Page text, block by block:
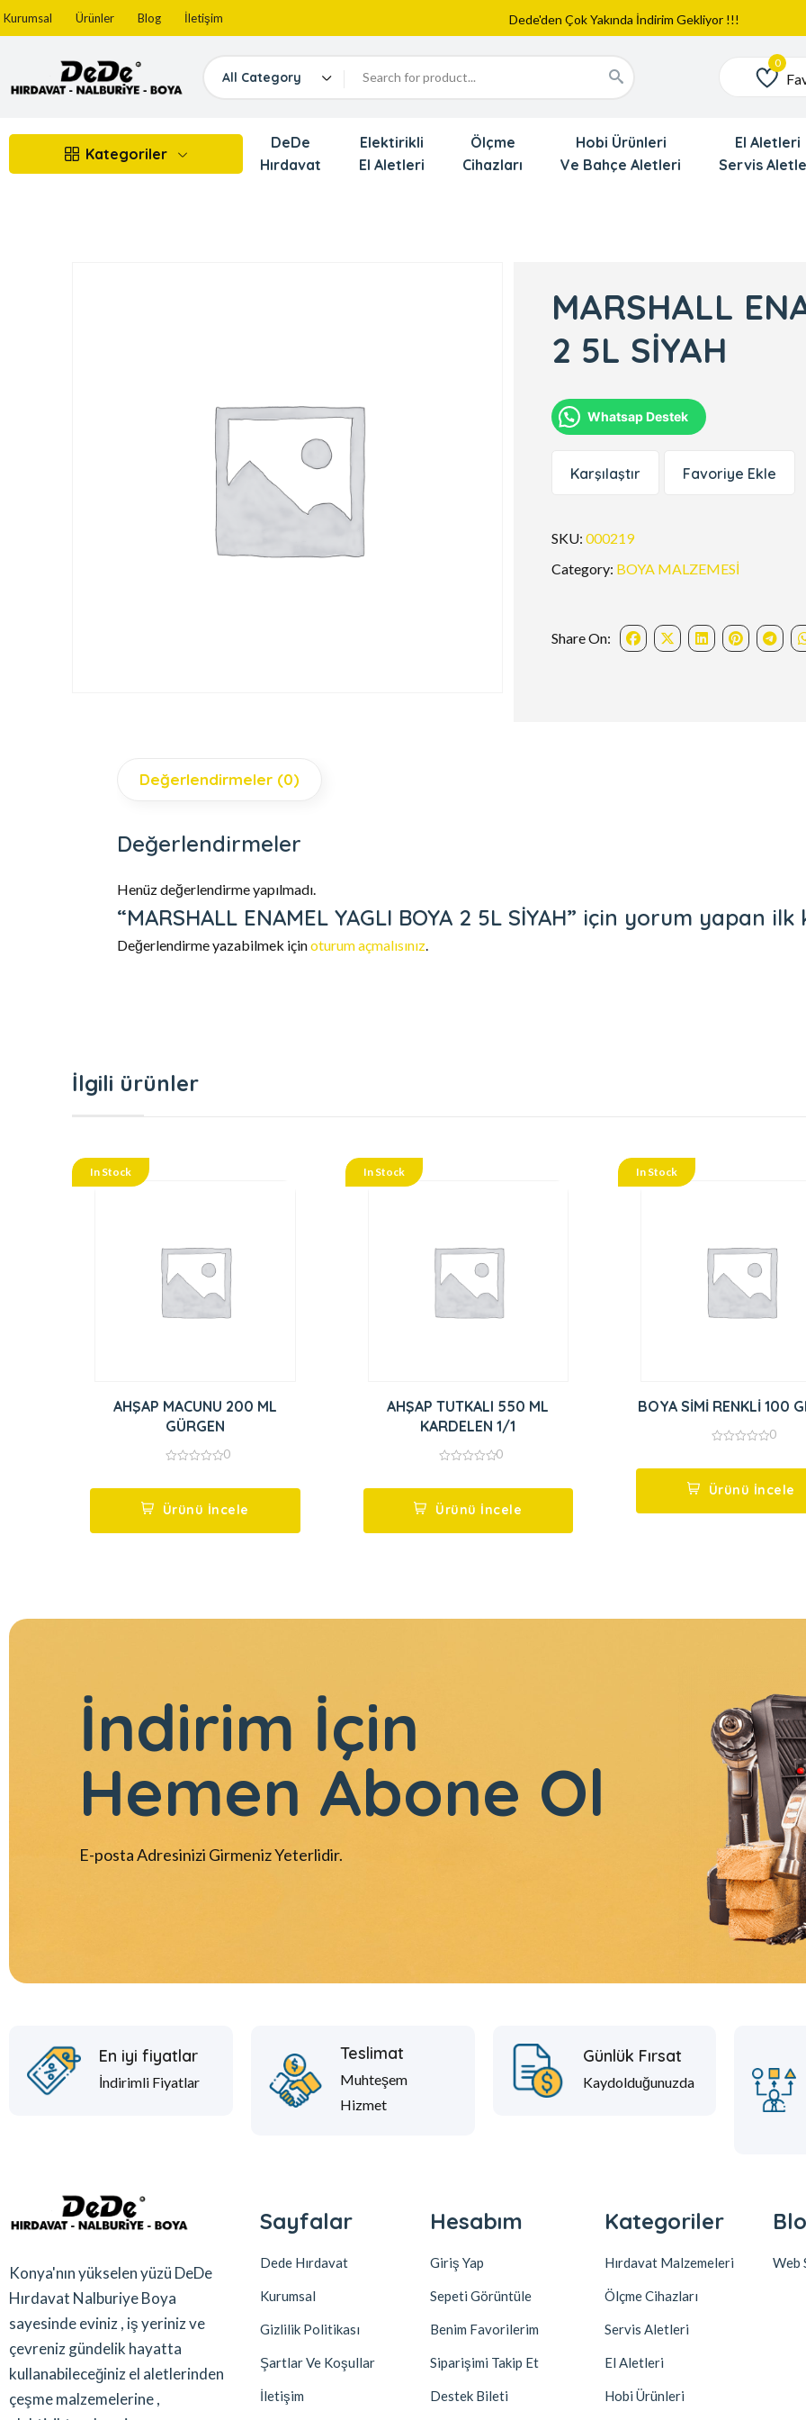
Kurumsal Ürünler Blog İletişim
Web Sitemiz Yayında
Yeni Eklenen Ürünlerimizi İnceledinizmi ?
All Category Favoriler
Kategoriler
DeDe
Hırdavat
Elektirikli
El Aletleri
Ölçme
Cihazları
Hobi Ürünleri
Ve Bahçe Aletleri
El Aletleri
Servis
MARSHALL
2 5L SİYAH
Whatsap Destek
Karşılaştır Favoriye Ekle
SKU:000219
Category: BOYA MALZEMESİ
Share On:
Değerlendirmeler (0)
Değerlendirmeler
Henüz değerlendirme yapılmadı.
“MARSHALL ENAMEL YAGLI BOYA 2 5L SİYAH” için yorum yapan ilk
Değerlendirme yazabilmek içinoturum açmalısınız.
İlgili ürünler
In Stock
AHŞAP MACUNU 200 ML
GÜRGEN
5
0
Ürünü İncele
In Stock
AHŞAP TUTKALI 550 ML
KARDELEN 1/1
5
0
Ürünü İncele
In Stock
BOYA SİMİ RENKLİ 100
5
0
Ürünü İncele
İndirim İçin
Hemen Abone Ol
E-posta Adresinizi Girmeniz Yeterlidir.
En iyi fiyatlar
İndirimli Fiyatlar
Teslimat
Muhteşem
Hizmet
Günlük Fırsat
Kaydolduğunuzda
Konya'nın yükselen yüzü DeDe
Hırdavat Nalburiye Boya
sayesinde eviniz , iş yeriniz ve
çevreniz gündelik hayatta
kullanabileceğiniz el aletlerinden
çeşme malzemelerine ,
Sayfalar
Dede Hırdavat
Kurumsal
Gizlilik Politikası
Şartlar Ve Koşullar
İletişim
Hesabım
Giriş Yap
Sepeti Görüntüle
Benim Favorilerim
Siparişimi Takip Et
Destek Bileti
Kategoriler
Hırdavat Malzemeleri
Ölçme Cihazları
Servis Aletleri
El Aletleri
Hobi Ürünleri
Web